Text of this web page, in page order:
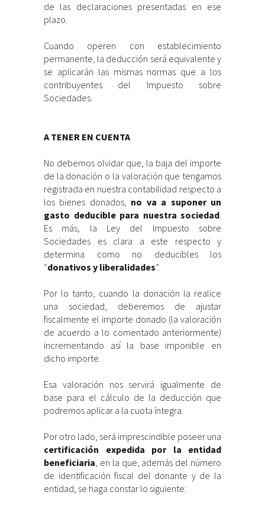
de las declaraciones presentadas en ese
plazo.
Cuando operen con establecimiento
permanente, la deducción será equivalente y
se aplicarán las mismas normas que a los
contribuyentes del Impuesto sobre
Sociedades.
A TENER EN CUENTA
No debemos olvidar que, la baja del importe
de la donación o la valoración que tengamos
registrada en nuestra contabilidad respecto a
los bienes donados, no va a suponer un
gasto deducible para nuestra sociedad.
Es más, la Ley del Impuesto sobre
Sociedades es clara a este respecto y
determina como no deducibles los
“donativos y liberalidades”.
Por lo tanto, cuando la donación la realice
una sociedad, deberemos de ajustar
fiscalmente el importe donado (la valoración
de acuerdo a lo comentado anteriormente)
incrementando así la base imponible en
dicho importe.
Esa valoración nos servirá igualmente de
base para el cálculo de la deducción que
podremos aplicar a la cuota íntegra.
Por otro lado, será imprescindible poseer una
certificación expedida por la entidad
beneficiaria, en la que, además del número
de identificación fiscal del donante y de la
entidad, se haga constar lo siguiente: